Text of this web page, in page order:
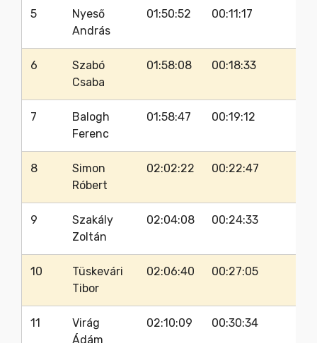
5
Nyeső
András
01:50:52 00:11:17
6
Szabó
Csaba
01:58:08 00:18:33
7
Balogh
Ferenc
01:58:47 00:19:12
8
Simon
Róbert
02:02:22 00:22:47
9
Szakály
Zoltán
02:04:08 00:24:33
10
Tüskevári
Tibor
02:06:40 00:27:05
11
Virág
Ádám
02:10:09 00:30:34